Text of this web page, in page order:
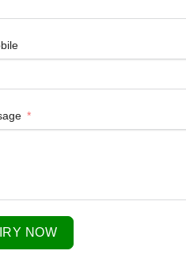
NOW